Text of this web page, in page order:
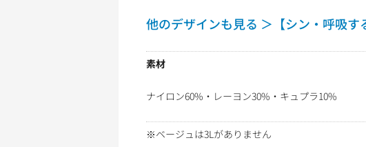
他のデザインも見る ＞【シン・呼吸す
素材
ナイロン60%・レーヨン30%・キュプラ10%
※ベージュは3Lがありません